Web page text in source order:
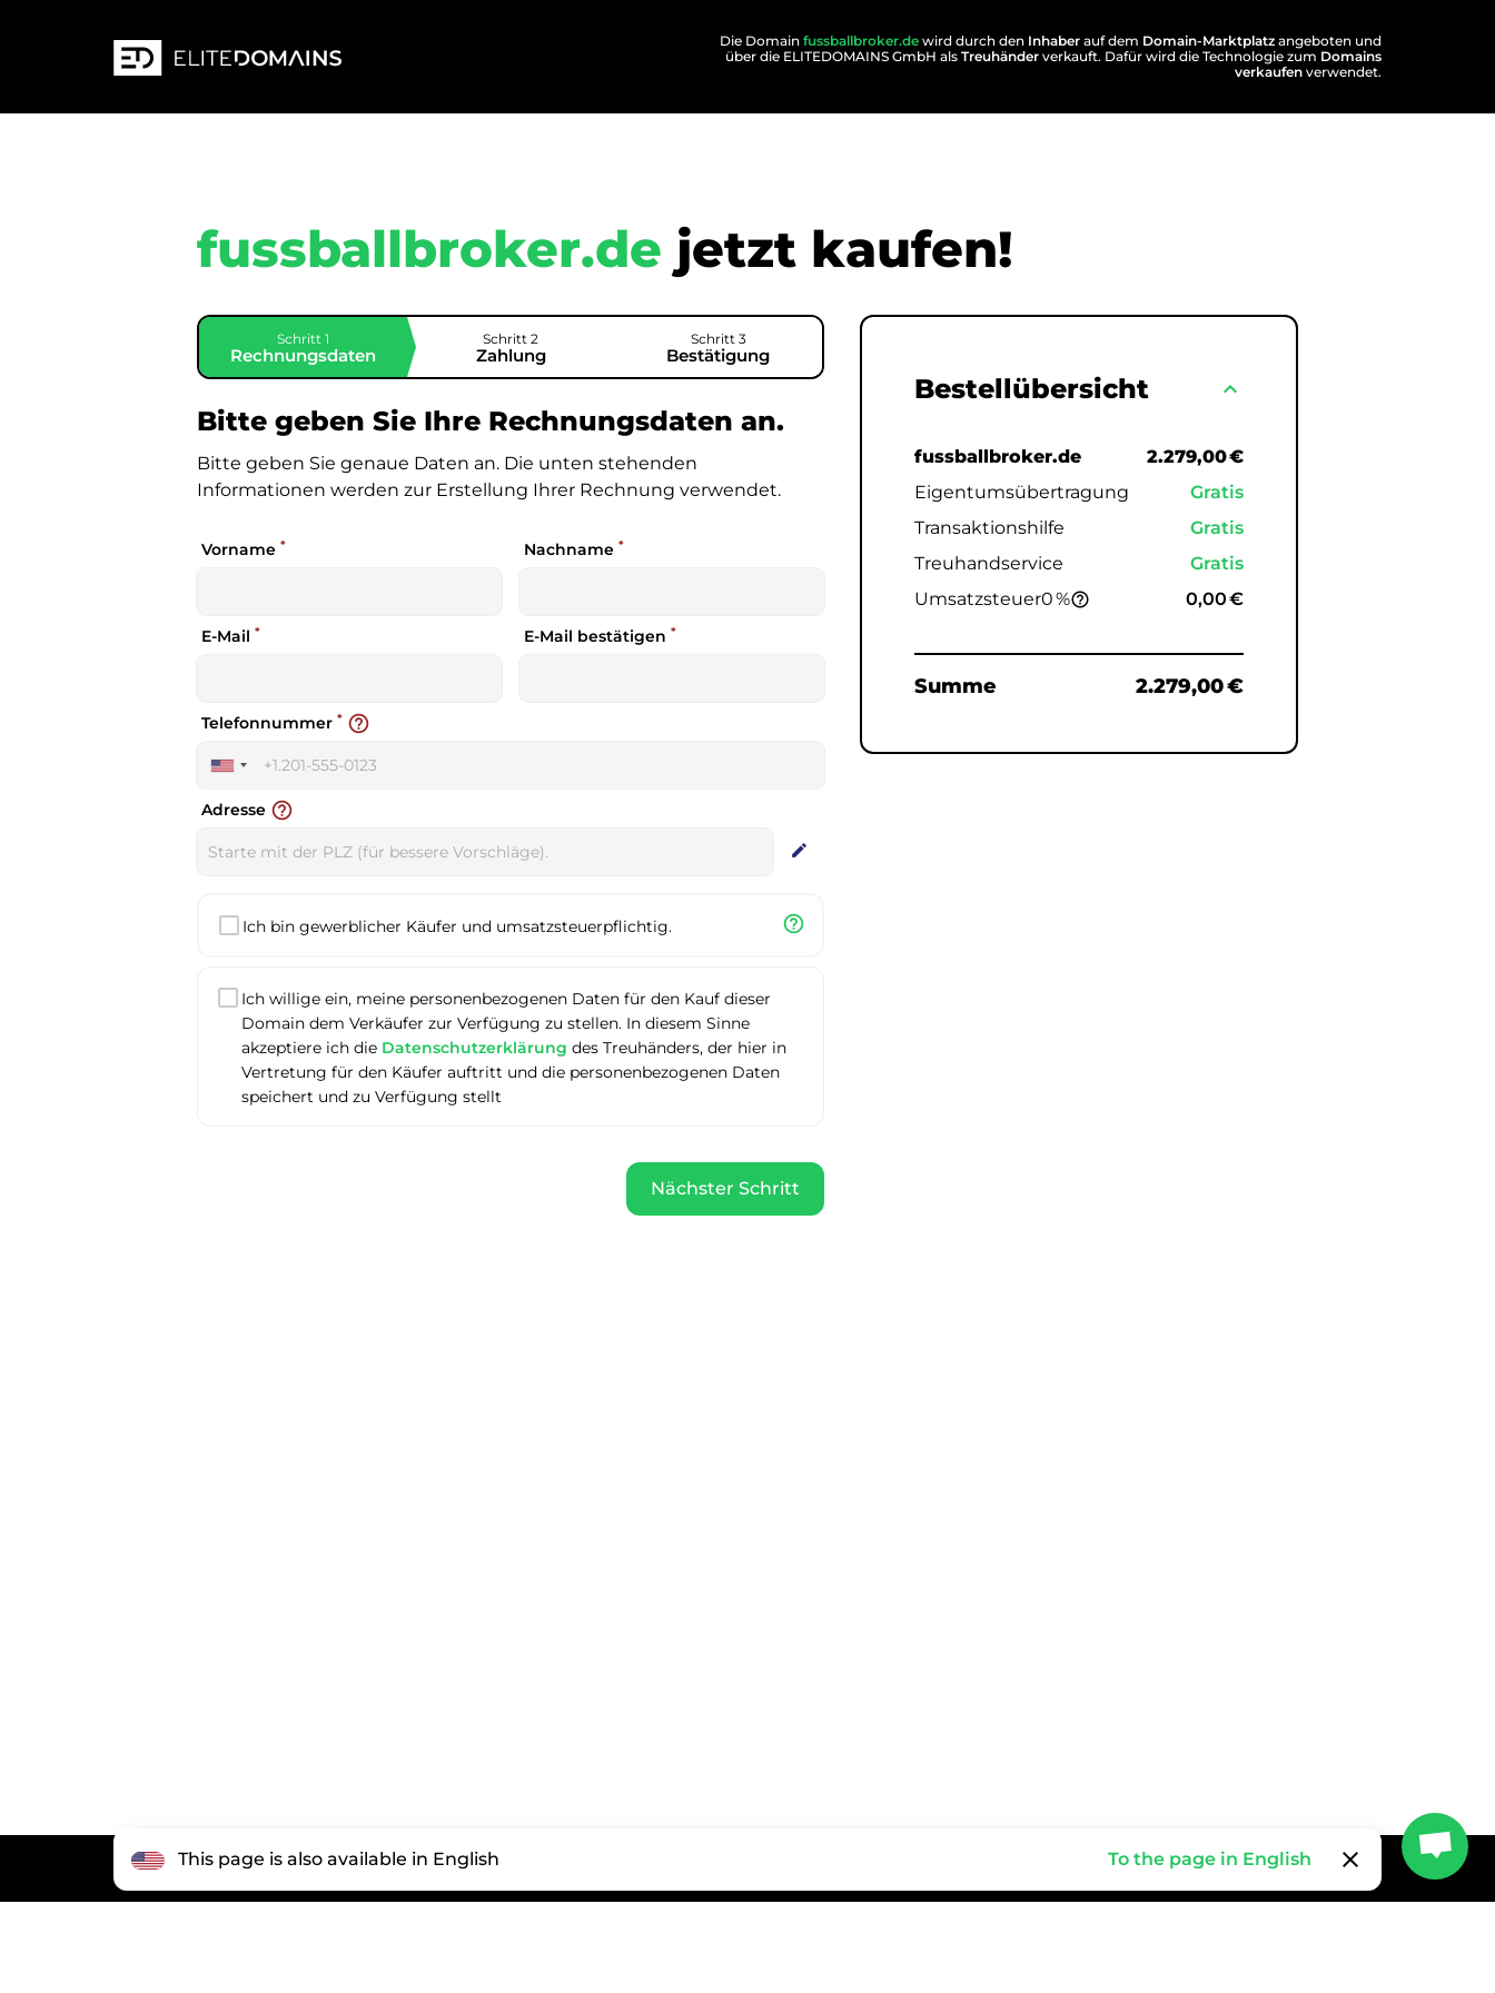
Die Domain fussballbroker.de wird durch den Inhaber auf dem Domain-Marktplatz angeboten und
über die ELITEDOMAINS GmbH als Treuhänder verkauft. Dafür wird die Technologie zum Domains
verkaufen verwendet.
fussballbroker.de jetzt kaufen!
Schritt 1
Rechnungsdaten
Schritt 2
Zahlung
Schritt 3
Bestätigung
Bitte geben Sie Ihre Rechnungsdaten an.
Bitte geben Sie genaue Daten an. Die unten stehenden
Informationen werden zur Erstellung Ihrer Rechnung verwendet.
Vorname * Nachname*
E-Mail * E-Mail bestätigen*
United
+1
Telefonnummer * help_outline
Adresse help_outline
edit
Ich bin gewerblicher Käufer und umsatzsteuerpflichtig. help_outline
Ich willige ein, meine personenbezogenen Daten für den Kauf dieser
Domain dem Verkäufer zur Verfügung zu stellen. In diesem Sinne
akzeptiere ich die Datenschutzerklärung des Treuhänders, der hier in
Vertretung für den Käufer auftritt und die personenbezogenen Daten
speichert und zu Verfügung stellt
Nächster Schritt
Bestellübersicht expand_less
fussballbroker.de
2.279,00 €
Eigentumsübertragung
Gratis
Transaktionshilfe
Gratis
Treuhandservice
Gratis
Umsatzsteuer0 %help_outline 0,00 €
Summe 2.279,00 €
This page is also available in English To the page in English clear